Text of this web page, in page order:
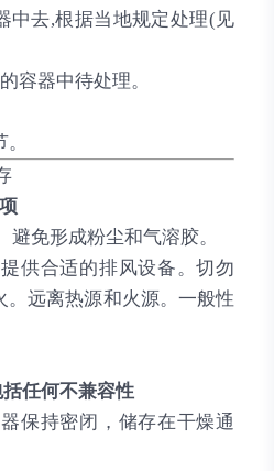
中去,根据当地规定处理(见
容器中待处理。
免形成粉尘和气溶胶。
供合适的排风设备。切勿
。远离热源和火源。一般性
任何不兼容性
保持密闭，储存在干燥通